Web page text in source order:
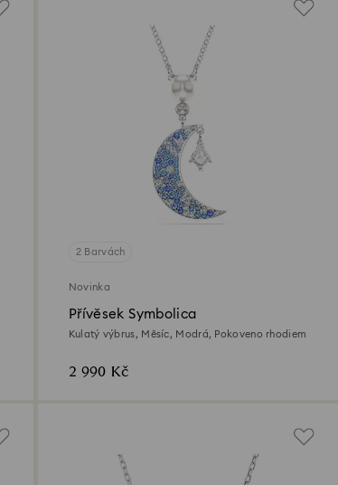
2 Barvách
Novinka
Přívěsek Symbolica
Kulatý výbrus, Měsíc, Modrá, Pokoveno rhodiem
2 990 Kč